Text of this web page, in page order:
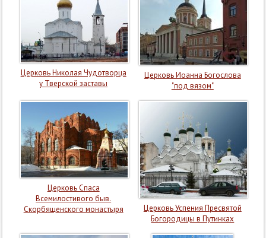
Церковь Николая Чудотворца
у Тверской заставы
Церковь Иоанна Богослова
"под вязом"
Церковь Спаса
Всемилостивого быв.
Скорбященского монастыря
Церковь Успения Пресвятой
Богородицы в Путинках